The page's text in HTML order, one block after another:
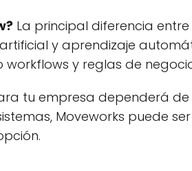
La principal diferencia entre
y aprendizaje
y reglas de
tu empresa dependerá de
Moveworks puede